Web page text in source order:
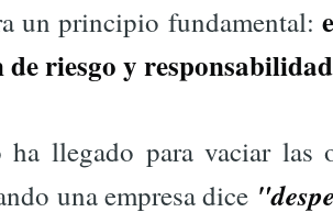
un principio fundamental:
de riesgo y responsabilidad
llegado para vaciar las
una empresa dice